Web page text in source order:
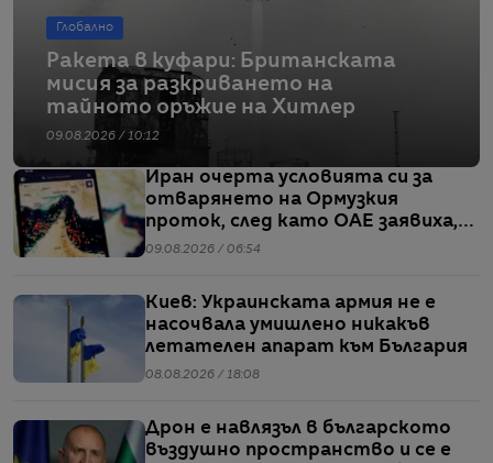
Глобално
Ракета в куфари: Британската
мисия за разкриването на
тайното оръжие на Хитлер
09.08.2026 / 10:12
Иран очерта условията си за
отварянето на Ормузкия
проток, след като ОАЕ заявиха,
че един от корабите им е бил
09.08.2026 / 06:54
Киев: Украинската армия не е
насочвала умишлено никакъв
летателен апарат към България
08.08.2026 / 18:08
Дрон е навлязъл в българското
въздушно пространство и се е